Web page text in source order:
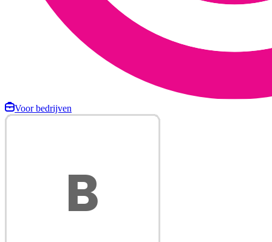
Voor bedrijven